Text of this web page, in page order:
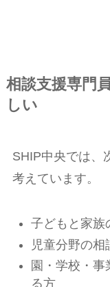
相談支援専門
しい
SHIP中央では、
考えています。
子どもと家族
児童分野の
園・学校・事
る方